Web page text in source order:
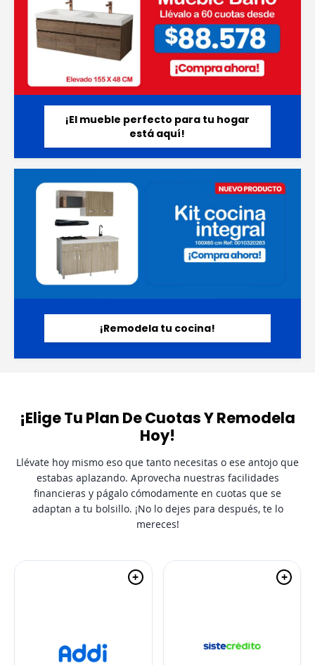
¡El mueble perfecto para tu hogar
está aquí!
¡Remodela tu cocina!
¡Elige Tu Plan De Cuotas Y Remodela
Hoy!
Llévate hoy mismo eso que tanto necesitas o ese antojo que
estabas aplazando. Aprovecha nuestras facilidades
financieras y págalo cómodamente en cuotas que se
adaptan a tu bolsillo. ¡No lo dejes para después, te lo
mereces!
+ +